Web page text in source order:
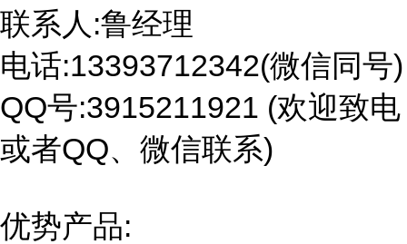
联系人:鲁经理
电话:13393712342(微信同号)
QQ号:3915211921 (欢迎致电
或者QQ、微信联系)
优势产品: